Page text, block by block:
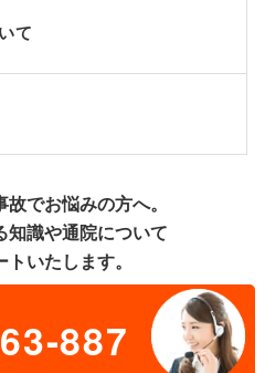
て
でお悩みの方へ。
知識や通院について
いたします。
887